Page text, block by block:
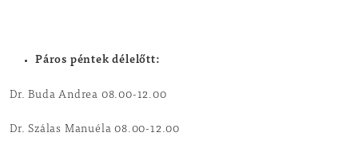
Páros péntek délelőtt:
Dr. Buda Andrea 08.00-12.00
Dr. Szálas Manuéla 08.00-12.00